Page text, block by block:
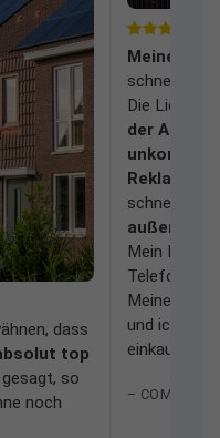
dass
top
so
noch
Meine
schnell und
Die
der Anlage
schnell
Mein Dank
Meine
und ich
einkaufen.
–